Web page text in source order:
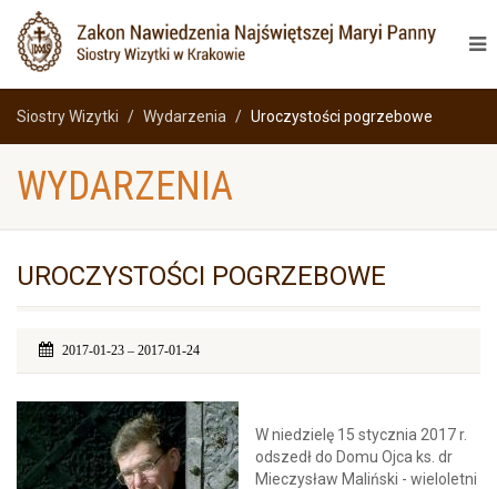
Siostry Wizytki Wydarzenia Uroczystości pogrzebowe
WYDARZENIA
UROCZYSTOŚCI POGRZEBOWE
2017-01-23 – 2017-01-24
W niedzielę 15 stycznia 2017 r.
odszedł do Domu Ojca ks. dr
Mieczysław Maliński - wieloletni